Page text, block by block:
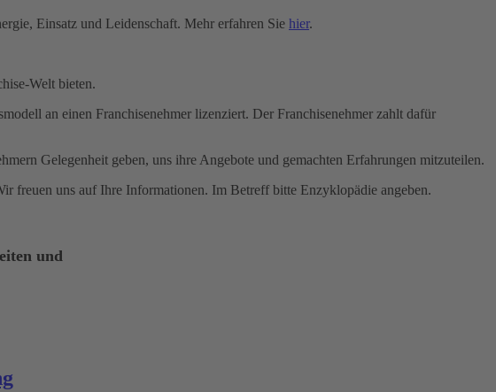
Einsatz und Leidenschaft. Mehr erfahren Sie hier.
Welt bieten.
an einen Franchisenehmer lizenziert. Der Franchisenehmer zahlt dafür
Gelegenheit geben, uns ihre Angebote und gemachten Erfahrungen mitzuteilen.
freuen uns auf Ihre Informationen. Im Betreff bitte Enzyklopädie angeben.
und